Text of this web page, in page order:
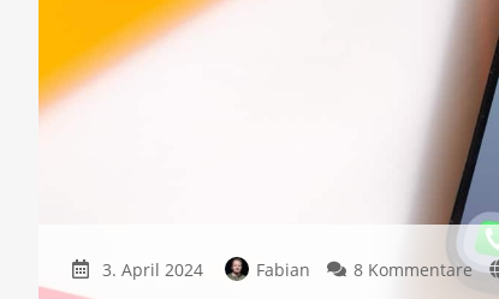
3. April 2024 Fabian 8 Kommentarezu